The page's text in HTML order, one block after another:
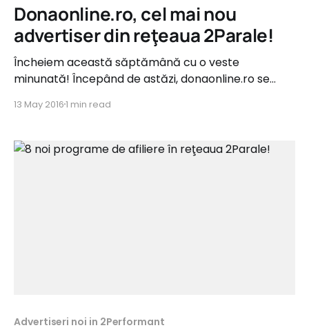
Donaonline.ro, cel mai nou
advertiser din reţeaua 2Parale!
Încheiem această săptămână cu o veste
minunată! Începând de astăzi, donaonline.ro se
categoria Pharma se îmbogăţeşte astfel cu încă un
online al Farmaciei Dona este în continuă creştere
pe piaţa pharma din online. Cele peste
13 May 20161 min read
Advertiseri noi in 2Performant